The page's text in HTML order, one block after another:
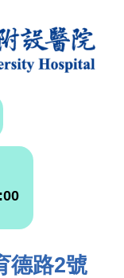
德路2號